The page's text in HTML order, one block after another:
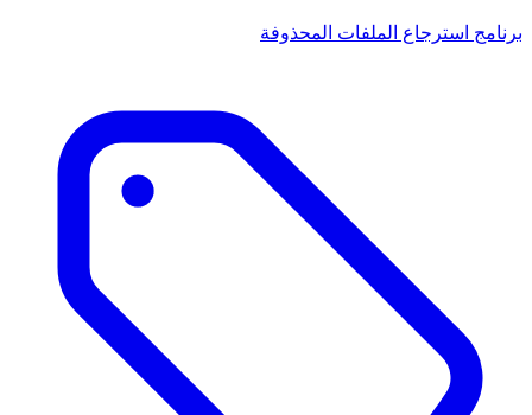
برنامج استرجاع الملفات المحذوفة